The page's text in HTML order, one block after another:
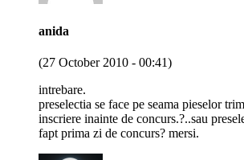
anida
(27 October 2010 - 00:41)
intrebare.
preselectia se face pe seama pieselor
inscriere inainte de concurs.?..sau
fapt prima zi de concurs? mersi.